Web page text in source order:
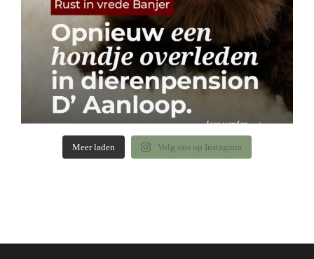
Meer laden Volg ons op Instagram